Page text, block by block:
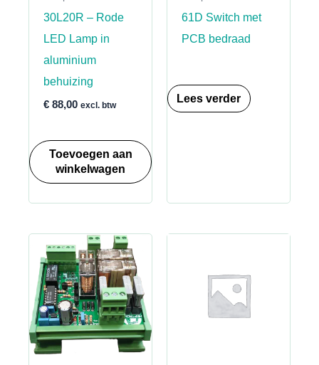
30L20R – Rode
LED Lamp in
aluminium
behuizing
€88,00 excl. btw
Toevoegen aan
winkelwagen
61D Switch met
PCB bedraad
Lees verder